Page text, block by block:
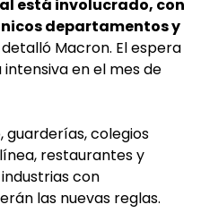
está involucrado, con
departamentos y
detalló Macron. El espera
en el mes de
guarderías, colegios
restaurantes y
con
las nuevas reglas.